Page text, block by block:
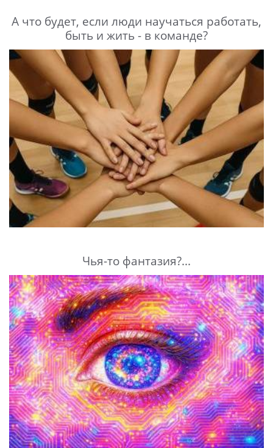
А что будет, если люди научаться работать,
быть и жить - в команде?
Чья-то фантазия?...